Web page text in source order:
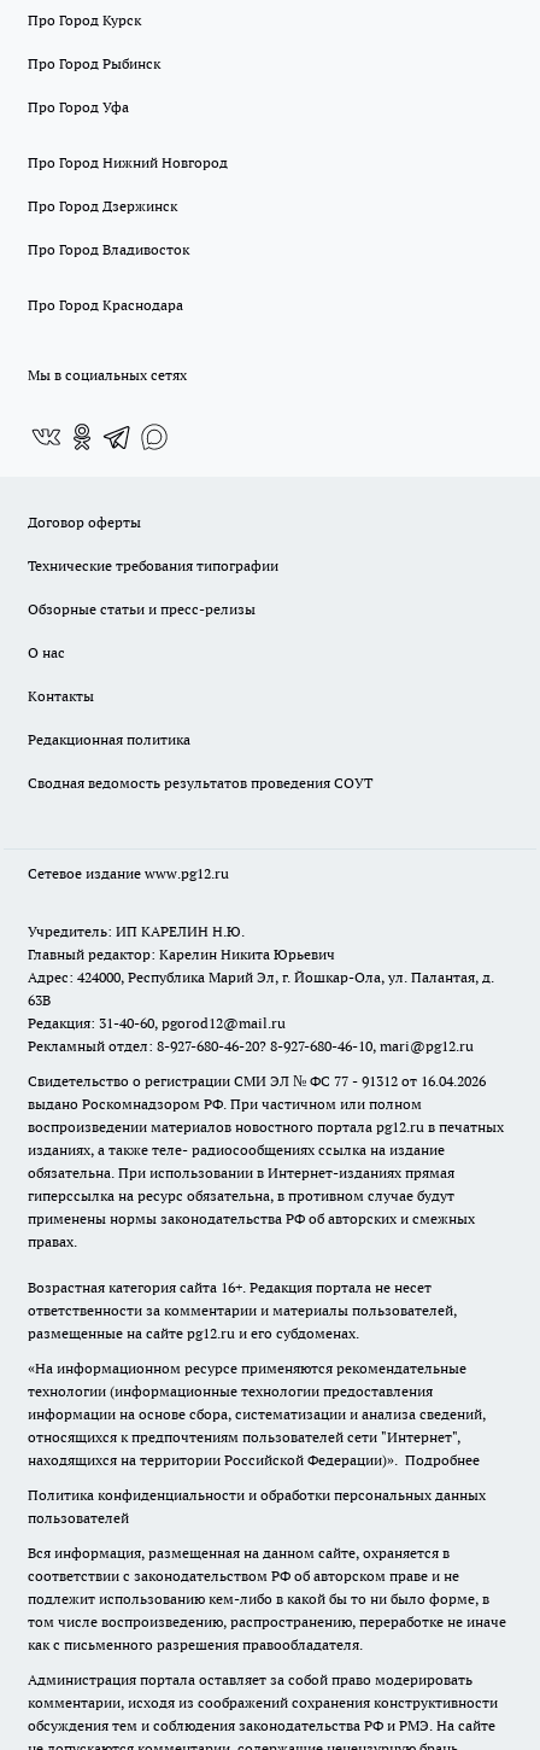
Про Город Курск
Про Город Рыбинск
Про Город Уфа
Про Город Нижний Новгород
Про Город Дзержинск
Про Город Владивосток
Про Город Краснодара
Мы в социальных сетях
Договор оферты
Технические требования типографии
Обзорные статьи и пресс-релизы
О нас
Контакты
Редакционная политика
Сводная ведомость результатов проведения СОУТ
Сетевое издание www.pg12.ru
Учредитель: ИП КАРЕЛИН Н.Ю.
Главный редактор: Карелин Никита Юрьевич
Адрес: 424000, Республика Марий Эл, г. Йошкар-Ола, ул. Палантая, д.
63В
Редакция: 31-40-60, pgorod12@mail.ru
Рекламный отдел: 8-927-680-46-20? 8-927-680-46-10, mari@pg12.ru
Свидетельство о регистрации СМИ ЭЛ № ФС 77 - 91312 от 16.04.2026
выдано Роскомнадзором РФ. При частичном или полном
воспроизведении материалов новостного портала pg12.ru в печатных
изданиях, а также теле- радиосообщениях ссылка на издание
обязательна. При использовании в Интернет-изданиях прямая
гиперссылка на ресурс обязательна, в противном случае будут
применены нормы законодательства РФ об авторских и смежных
правах.
Возрастная категория сайта 16+. Редакция портала не несет
ответственности за комментарии и материалы пользователей,
размещенные на сайте pg12.ru и его субдоменах.
«На информационном ресурсе применяются рекомендательные
технологии (информационные технологии предоставления
информации на основе сбора, систематизации и анализа сведений,
относящихся к предпочтениям пользователей сети "Интернет",
находящихся на территории Российской Федерации)». Подробнее
Политика конфиденциальности и обработки персональных данных
пользователей
Вся информация, размещенная на данном сайте, охраняется в
соответствии с законодательством РФ об авторском праве и не
подлежит использованию кем-либо в какой бы то ни было форме, в
том числе воспроизведению, распространению, переработке не иначе
как с письменного разрешения правообладателя.
Администрация портала оставляет за собой право модерировать
комментарии, исходя из соображений сохранения конструктивности
обсуждения тем и соблюдения законодательства РФ и РМЭ. На сайте